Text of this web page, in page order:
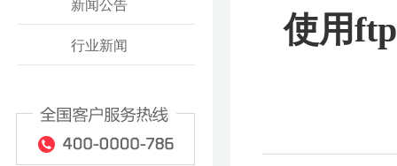
新闻公告
行业新闻 使用